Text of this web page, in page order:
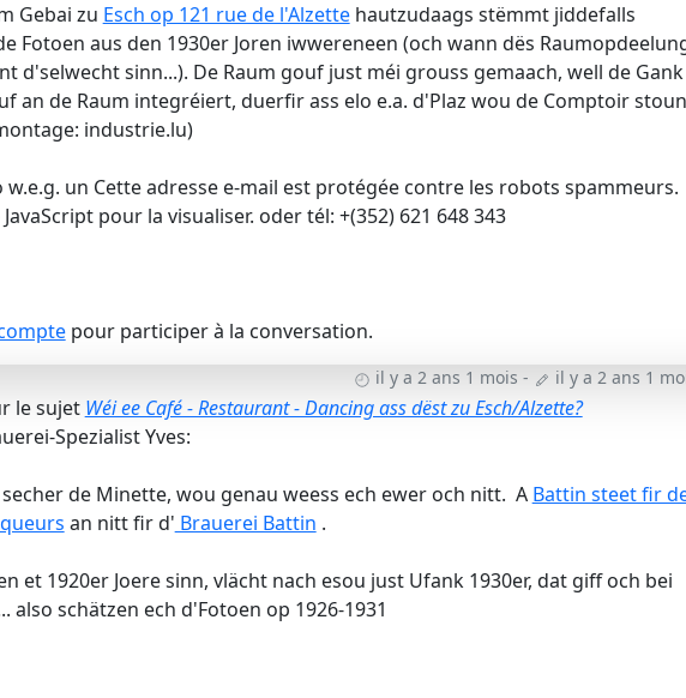
Gebai zu Esch op 121 rue de l'Alzettehautzudaags stëmmt jiddefalls
Fotoen aus den 1930er Joren iwwereneen (och wann dës
d'selwecht sinn...). De Raum gouf just méi grouss gemaach, well de
an de Raum integréiert, duerfir ass elo e.a. d'Plaz wou de Comptoir
industrie.lu)
un Cette adresse e-mail est protégée contre les robots spammeurs.
pour la visualiser. oder tél: +(352) 621 648 343
pour participer à la conversation.
il y a 2 ans 1 mois - il y a 2 ans 1
le sujet Wéi ee Café - Restaurant - Dancing ass dëst zu Esch/Alzette?
Spezialist Yves:
secher de Minette, wou genau weess ech ewer och nitt. A Battin steet fir
an nitt fir d' Brauerei Battin .
et 1920er Joere sinn, vlächt nach esou just Ufank 1930er, dat giff och bei
also schätzen ech d'Fotoen op 1926-1931